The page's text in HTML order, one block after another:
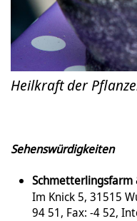
Heilkraft der
Sehenswürdigkeiten
Im Knick 5, 31515
94 51, Fax: -4 52,